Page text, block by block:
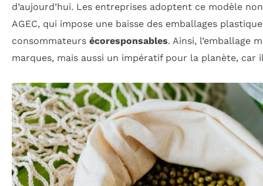
d’aujourd’hui. Les entreprises adoptent ce modèle
AGEC, qui impose une baisse des emballages
consommateurs écoresponsables. Ainsi, l’emballage
marques, mais aussi un impératif pour la planète,